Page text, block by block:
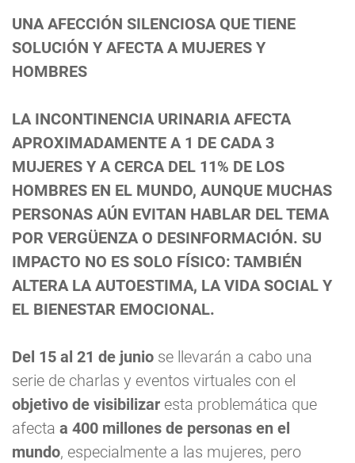
UNA AFECCIÓN SILENCIOSA QUE TIENE
SOLUCIÓN Y AFECTA A MUJERES Y
HOMBRES
LA INCONTINENCIA URINARIA AFECTA
APROXIMADAMENTE A 1 DE CADA 3
MUJERES Y A CERCA DEL 11% DE LOS
HOMBRES EN EL MUNDO, AUNQUE MUCHAS
PERSONAS AÚN EVITAN HABLAR DEL TEMA
POR VERGÜENZA O DESINFORMACIÓN. SU
IMPACTO NO ES SOLO FÍSICO: TAMBIÉN
ALTERA LA AUTOESTIMA, LA VIDA SOCIAL Y
EL BIENESTAR EMOCIONAL.
Del 15 al 21 de junio se llevarán a cabo una
serie de charlas y eventos virtuales con el
objetivo de visibilizar esta problemática que
afecta a 400 millones de personas en el
mundo, especialmente a las mujeres, pero